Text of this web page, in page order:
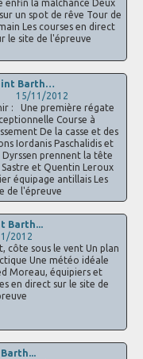
enfin la malchance Deux
un spot de rêve Tour de
Les courses en direct
le site de l'épreuve
Barth…
15/11/2012
: Une première régate
Course à
De la casse et des
Iordanis Paschalidis et
Dyrssen prennent la tête
et Quentin Leroux
équipage antillais Les
de l'épreuve
Barth...
2012
côte sous le vent Un plan
Une météo idéale
Moreau, équipiers et
en direct sur le site de